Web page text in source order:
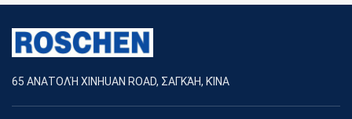
65 ΑΝΑΤΟΛΉ XINHUAN ROAD, ΣΑΓΚΆΗ, ΚΊΝΑ